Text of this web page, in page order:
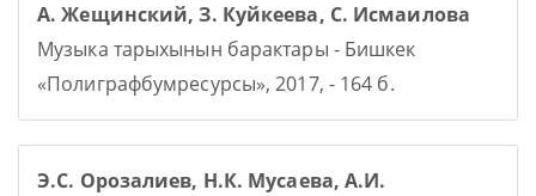
А. Жещинский, З. Куйкеева, С. Исмаилова
Музыка тарыхынын барактары - Бишкек
«Полиграфбумресурсы», 2017, - 164 б.
Э.С. Орозалиев, Н.К. Мусаева, А.И.